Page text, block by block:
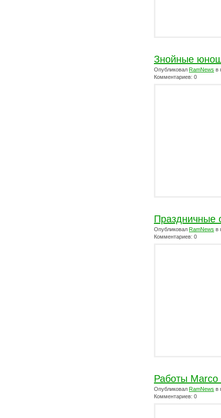
Знойные
Опубликовал RamNews в
Комментариев: 0
Праздничные
Опубликовал RamNews в
Комментариев: 0
Работы Marco
Опубликовал RamNews в
Комментариев: 0